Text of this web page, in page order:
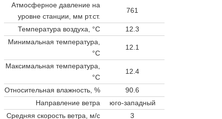
Атмосферное давление на
уровне станции, мм рт.ст.
761
Температура воздуха, °C
12.3
Минимальная температура,
°C
12.1
Максимальная температура,
°C
12.4
Относительная влажность, %
90.6
Направление ветра
юго-западный
Средняя скорость ветра, м/с
3